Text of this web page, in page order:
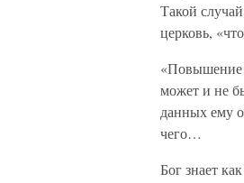
Такой
церковь,
«Повышение
может и не
данных ему
чего…
Бог знает